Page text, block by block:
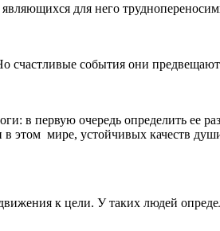
для него
события они
в первую очередь определить ее
этом мире, устойчивых качеств
к цели. У таких людей